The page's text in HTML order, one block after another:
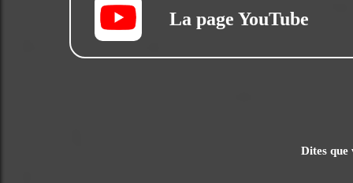
La page YouTube
Dites que